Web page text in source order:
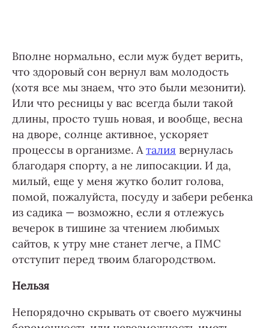
Вполне нормально, если муж будет верить,
что здоровый сон вернул вам молодость
(хотя все мы знаем, что это были мезонити).
Или что ресницы у вас всегда были такой
длины, просто тушь новая, и вообще, весна
на дворе, солнце активное, ускоряет
процессы в организме. А талия вернулась
благодаря спорту, а не липосакции. И да,
милый, еще у меня жутко болит голова,
помой, пожалуйста, посуду и забери ребенка
из садика — возможно, если я отлежусь
вечерок в тишине за чтением любимых
сайтов, к утру мне станет легче, а ПМС
отступит перед твоим благородством.
Нельзя
Непорядочно скрывать от своего мужчины